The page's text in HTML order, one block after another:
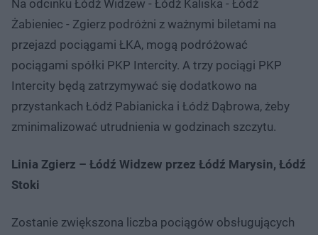
Na odcinku Łódź Widzew - Łódź Kaliska - Łódź
Żabieniec - Zgierz podróżni z ważnymi biletami na
przejazd pociągami ŁKA, mogą podróżować
pociągami spółki PKP Intercity. A trzy pociągi PKP
Intercity będą zatrzymywać się dodatkowo na
przystankach Łódź Pabianicka i Łódź Dąbrowa, żeby
zminimalizować utrudnienia w godzinach szczytu.
Linia Zgierz – Łódź Widzew przez Łódź Marysin, Łódź
Stoki
Zostanie zwiększona liczba pociągów obsługujących